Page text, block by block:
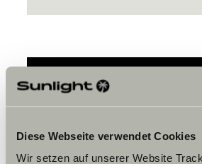
Diese Webseite verwendet Cookies
Wir setzen auf unserer Website
marketing para ver el